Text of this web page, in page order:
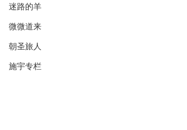
迷路的羊
微微道来
朝圣旅人
施宇专栏